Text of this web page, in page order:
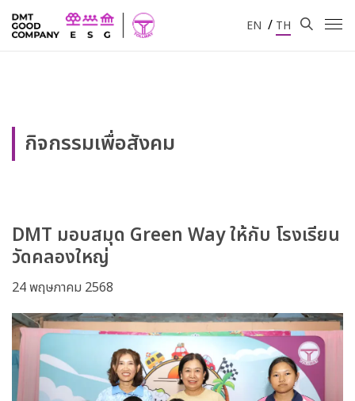
EN / TH
กิจกรรมเพื่อสังคม
DMT มอบสมุด Green Way ให้กับ โรงเรียน
วัดคลองใหญ่
24 พฤษภาคม 2568